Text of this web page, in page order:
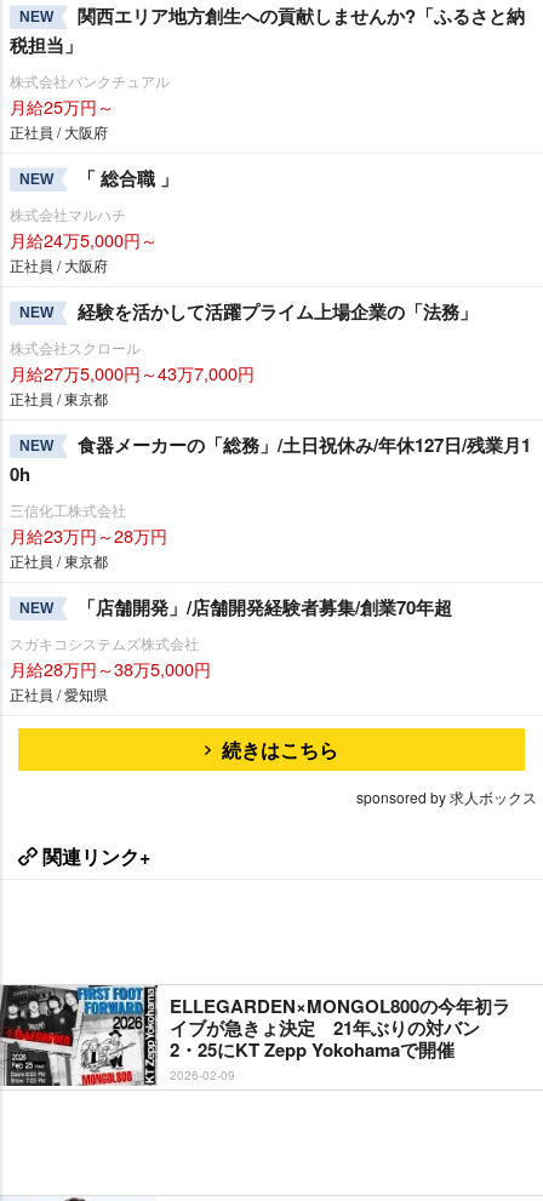
NEW
関西エリア地方創生への貢献しませんか?「ふるさと納
税担当」
株式会社パンクチュアル
月給25万円～
正社員 / 大阪府
NEW 「 総合職 」
株式会社マルハチ
月給24万5,000円～
正社員 / 大阪府
NEW 経験を活かして活躍プライム上場企業の「法務」
株式会社スクロール
月給27万5,000円～43万7,000円
正社員 / 東京都
NEW
食器メーカーの「総務」/土日祝休み/年休127日/残業月1
0h
三信化工株式会社
月給23万円～28万円
正社員 / 東京都
NEW 「店舗開発」/店舗開発経験者募集/創業70年超
スガキコシステムズ株式会社
月給28万円～38万5,000円
正社員 / 愛知県
続きはこちら
sponsored by 求人ボックス
関連リンク+
ELLEGARDEN×MONGOL800の今年初ラ
イブが急きょ決定 21年ぶりの対バン
2・25にKT Zepp Yokohamaで開催
2026-02-09